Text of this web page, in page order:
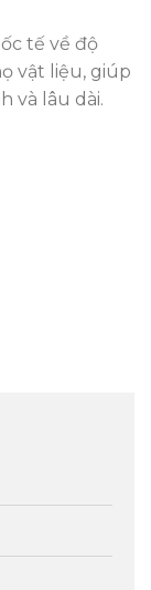
tế về độ
vật liệu, giúp
và lâu dài.